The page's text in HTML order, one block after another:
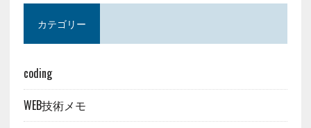
カテゴリー
coding
WEB技術メモ